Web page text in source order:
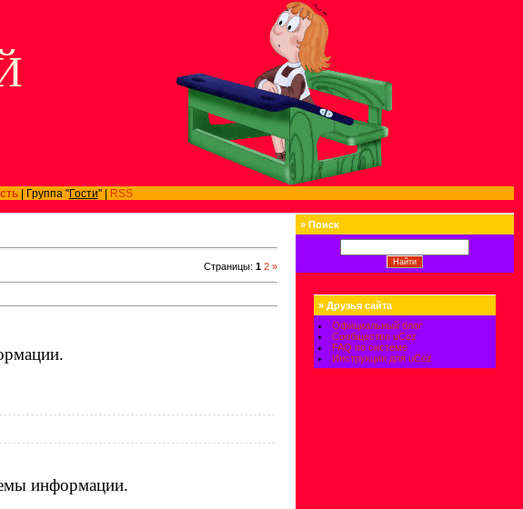
| Группа "Гости" |
RSS
Страницы: 1 2 »
информации.
» Поиск
» Друзья сайта
Официальный блог
Сообщество uCoz
FAQ по системе
Инструкции для uCoz